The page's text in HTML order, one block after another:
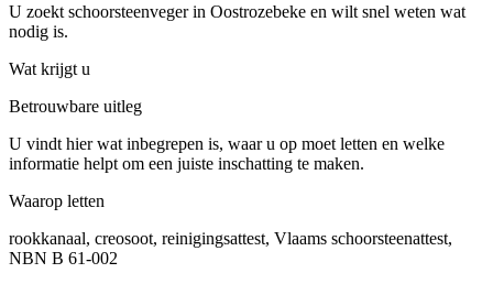
U zoekt schoorsteenveger in Oostrozebeke en wilt snel weten wat
nodig is.
Wat krijgt u
Betrouwbare uitleg
U vindt hier wat inbegrepen is, waar u op moet letten en welke
informatie helpt om een juiste inschatting te maken.
Waarop letten
rookkanaal, creosoot, reinigingsattest, Vlaams schoorsteenattest,
NBN B 61-002